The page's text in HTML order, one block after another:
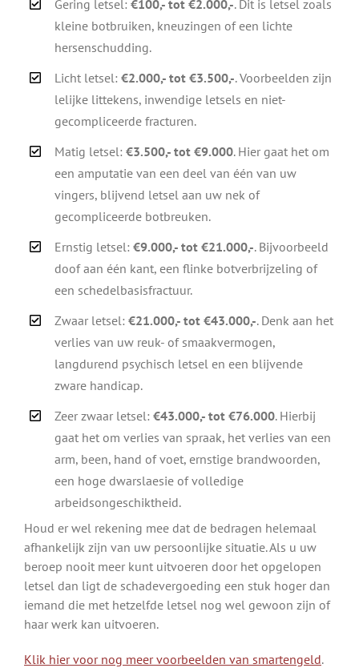
Gering letsel:€100,- tot €2.000,-. Dit is letsel zoals
kleine botbruiken, kneuzingen of een lichte
hersenschudding.
Licht letsel:€2.000,- tot €3.500,-. Voorbeelden zijn
lelijke littekens, inwendige letsels en niet-
gecompliceerde fracturen.
Matig letsel:€3.500,- tot €9.000. Hier gaat het om
een amputatie van een deel van één van uw
vingers, blijvend letsel aan uw nek of
gecompliceerde botbreuken.
Ernstig letsel:€9.000,- tot €21.000,-. Bijvoorbeeld
doof aan één kant, een flinke botverbrijzeling of
een schedelbasisfractuur.
Zwaar letsel:€21.000,- tot €43.000,-. Denk aan het
verlies van uw reuk- of smaakvermogen,
langdurend psychisch letsel en een blijvende
zware handicap.
Zeer zwaar letsel:€43.000,- tot €76.000. Hierbij
gaat het om verlies van spraak, het verlies van een
arm, been, hand of voet, ernstige brandwoorden,
een hoge dwarslaesie of volledige
arbeidsongeschiktheid.
Houd er wel rekening mee dat de bedragen helemaal
afhankelijk zijn van uw persoonlijke situatie. Als u uw
beroep nooit meer kunt uitvoeren door het opgelopen
letsel dan ligt de schadevergoeding een stuk hoger dan
iemand die met hetzelfde letsel nog wel gewoon zijn of
haar werk kan uitvoeren.
Klik hier voor nog meer voorbeelden van smartengeld.